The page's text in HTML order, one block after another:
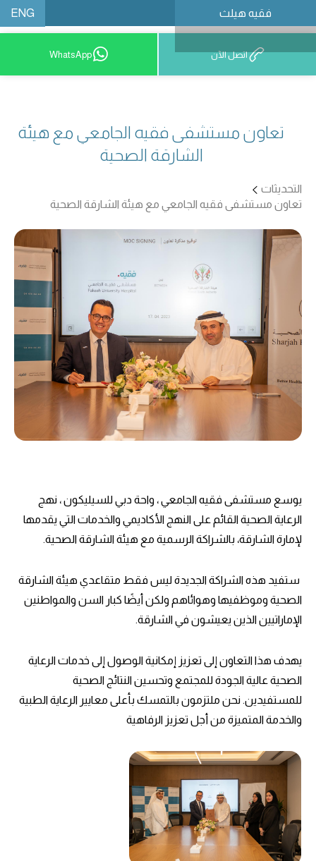
فقيه هيلث ENG
احجز موعدًا اتصل الآن WhatsApp
تعاون مستشفى فقيه الجامعي مع هيئة
الشارقة الصحية
التحديثات
تعاون مستشفى فقيه الجامعي مع هيئة الشارقة الصحية
‎يوسع مستشفى فقيه الجامعي ، واحة دبي للسيليكون ، نهج
الرعاية الصحية القائم على النهج الأكاديمي والخدمات التي يقدمها
لإمارة الشارقة، بالشراكة الرسمية مع هيئة الشارقة الصحية.
‎ ستفيد هذه الشراكة الجديدة ليس فقط متقاعدي هيئة الشارقة
الصحية وموظفيها وهوائاهم ولكن أيضًا كبار السن والمواطنين
الإماراتيين الذين يعيشون في الشارقة.
‎يهدف هذا التعاون إلى تعزيز إمكانية الوصول إلى خدمات الرعاية
الصحية عالية الجودة للمجتمع وتحسين النتائج الصحية
للمستفيدين. نحن ملتزمون بالتمسك بأعلى معايير الرعاية الطبية
والخدمة المتميزة من أجل تعزيز الرفاهية